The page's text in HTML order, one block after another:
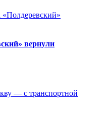
вернули